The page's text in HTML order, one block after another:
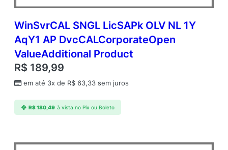
WinSvrCAL SNGL LicSAPk OLV NL 1Y
AqY1 AP DvcCALCorporateOpen
ValueAdditional Product
R$ 189,99
em até 3x de R$ 63,33 sem juros
R$180,49 à vista no Pix ou Boleto